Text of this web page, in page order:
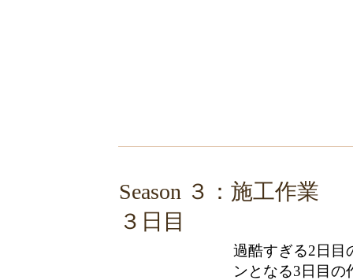
​Season ３：施工作業
３日目
過酷すぎる2日目
ンとなる3日目の